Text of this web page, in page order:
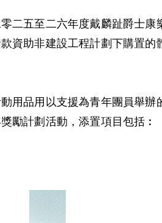
二五至二六年度戴麟趾爵士康
資助非建設工程計劃下購置的
用品用以支援為青年團員舉辦
勵計劃活動，添置項目包括︰